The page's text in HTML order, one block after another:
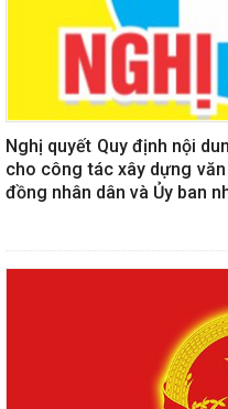
Nghị quyết Quy định nội
cho công tác xây dựng
đồng nhân dân và Ủy ban